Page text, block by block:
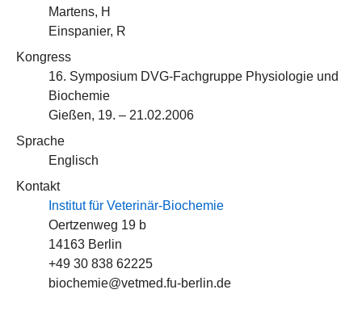
Martens, H
Einspanier, R
Kongress
16. Symposium DVG-Fachgruppe Physiologie und
Biochemie
Gießen, 19. – 21.02.2006
Sprache
Englisch
Kontakt
Institut für Veterinär-Biochemie
Oertzenweg 19 b
14163 Berlin
+49 30 838 62225
biochemie@vetmed.fu-berlin.de